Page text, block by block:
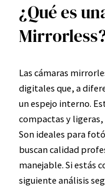
¿Qué es
Las cámaras
digitales que, a
un espejo interno.
compactas y
Son ideales para
buscan calidad
manejable. Si estás
siguiente análisis